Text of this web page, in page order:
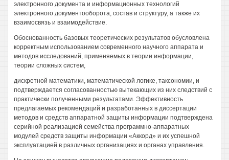
электронного документа и информационных технологий
электронного документооборота, состав и структуру, а также их
взаимосвязь и взаимодействие.
Обоснованность базовых теоретических результатов обусловлена
корректным использованием современного научного аппарата и
методов исследований, применяемых в теории информации,
теории сложных систем,
дискретной математики, математической логике, таксономии, и
подтверждается согласованностью вытекающих из них следствий с
практически полученными результатами. Эффективность
предлагаемых рекомендаций и разработанных в диссертации
методов и средств аппаратной защиты информации подтверждена
серийной реализацией семейства программно-аппаратных
модулей средств защиты информации «Аккорд» и их успешной
эксплуатацией в различных организациях и органах управления.